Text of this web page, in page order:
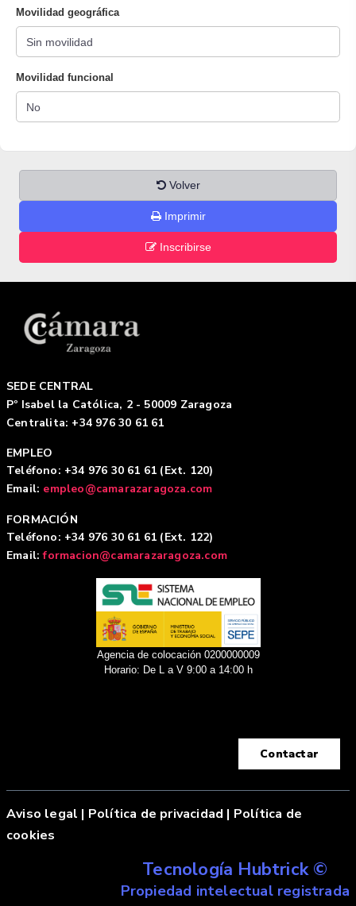
Movilidad geográfica
Movilidad funcional
Volver
Imprimir
Inscribirse
SEDE CENTRAL
Pº Isabel la Católica, 2 - 50009 Zaragoza
Centralita: +34 976 30 61 61
EMPLEO
Teléfono: +34 976 30 61 61 (Ext. 120)
Email: empleo@camarazaragoza.com
FORMACIÓN
Teléfono: +34 976 30 61 61 (Ext. 122)
Email:formacion@camarazaragoza.com
Agencia de colocación 0200000009
Horario: De L a V 9:00 a 14:00 h
Contactar
Aviso legal | Política de privacidad | Política de
cookies
Tecnología Hubtrick ©
Propiedad intelectual registrada